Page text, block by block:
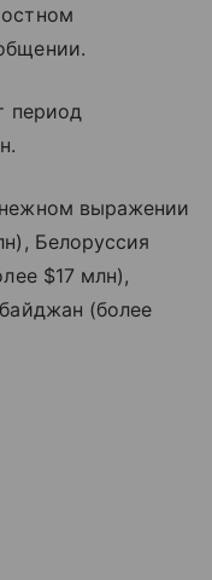
период
выражении
Белоруссия
$17 млн),
(более